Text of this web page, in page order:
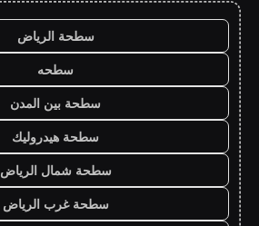
سطحة الرياض
سطحه
سطحة بين المدن
سطحة هيدروليك
سطحة شمال الرياض
سطحة غرب الرياض